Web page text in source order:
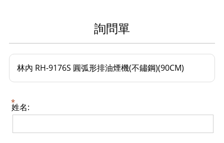
詢問單
林內 RH-9176S 圓弧形排油煙機(不鏽鋼)(90CM)
姓名: